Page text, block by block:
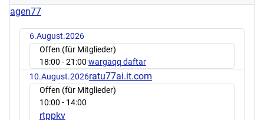
agen77
6.August.2026
Offen (für Mitglieder)
18:00 - 21:00 wargaqq daftar
10.August.2026ratu77ai.it.com
Offen (für Mitglieder)
10:00 - 14:00
rtppkv